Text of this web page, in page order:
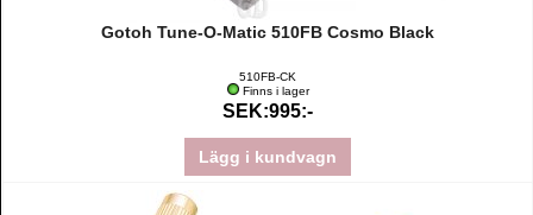
Gotoh Tune-O-Matic 510FB Cosmo Black
510FB-CK
Finns i lager
SEK:995:-
Lägg i kundvagn